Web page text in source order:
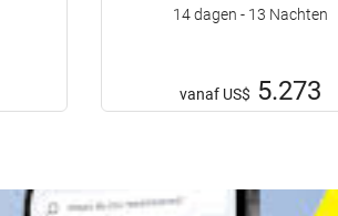
14 dagen - 13 Nachten
vanaf US$ 5.273